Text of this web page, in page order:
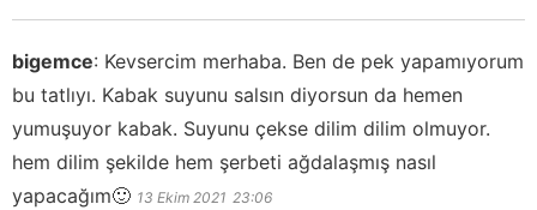
bigemce: Kevsercim merhaba. Ben de pek yapamıyorum
bu tatlıyı. Kabak suyunu salsın diyorsun da hemen
yumuşuyor kabak. Suyunu çekse dilim dilim olmuyor.
hem dilim şekilde hem şerbeti ağdalaşmış nasıl
yapacağım🙂 13 Ekim 2021 23:06